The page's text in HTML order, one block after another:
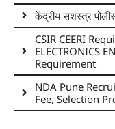
केंद्रीय सशस्त्र
CSIR CEERI
ELECTRONICS
Requirement
NDA Pune
Fee, Selection